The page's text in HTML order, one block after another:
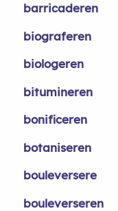
barricaderen
biograferen
biologeren
bitumineren
bonificeren
botaniseren
bouleversere
bouleverseren